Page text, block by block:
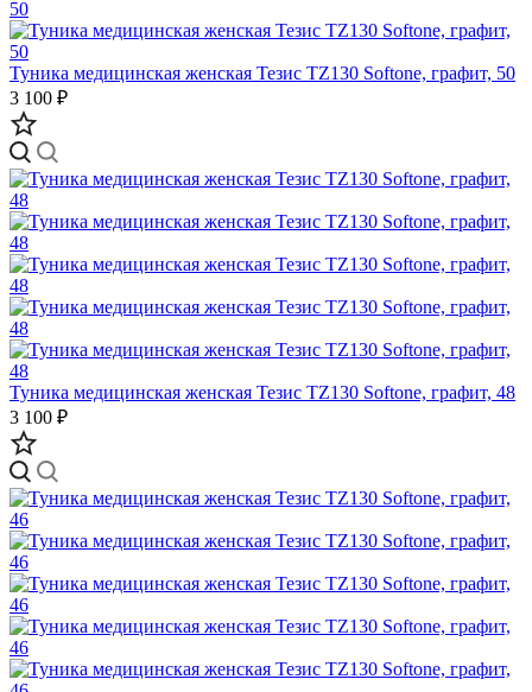
Туника медицинская женская Тезис TZ130 Softone, графит, 50
3 100 ₽
Туника медицинская женская Тезис TZ130 Softone, графит, 48
3 100 ₽